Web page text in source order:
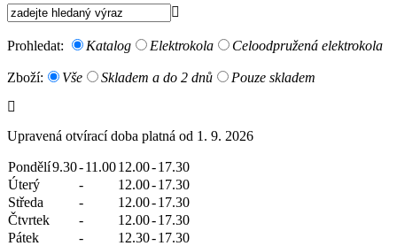
Prohledat: Katalog Elektrokola Celoodpružená elektrokola
Zboží: Vše Skladem a do 2 dnů Pouze skladem
Upravená otvírací doba platná od 1. 9. 2026
Pondělí9.30-11.0012.00-17.30
Úterý
- 12.00-17.30
Středa
- 12.00-17.30
Čtvrtek
- 12.00-17.30
Pátek
- 12.30-17.30